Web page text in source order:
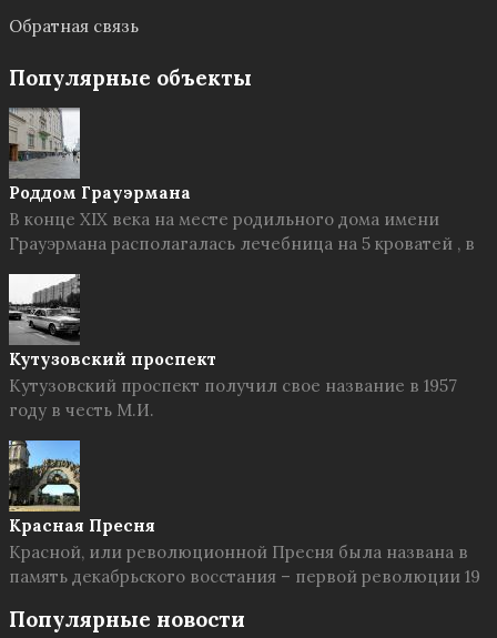
Обратная связь
Популярные объекты
Роддом Грауэрмана
В конце XIX века на месте родильного дома имени
Грауэрмана располагалась лечебница на 5 кроватей , в
Кутузовский проспект
Кутузовский проспект получил свое название в 1957
году в честь М.И.
Красная Пресня
Красной, или революционной Пресня была названа в
память декабрьского восстания – первой революции 19
Популярные новости